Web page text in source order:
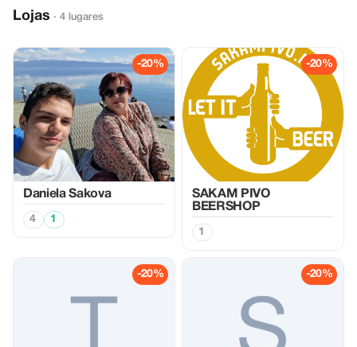
Lojas · 4 lugares
-20%
Daniela Sakova
4 1
-20%
SAKAM PIVO
BEERSHOP
1
-20% -20%